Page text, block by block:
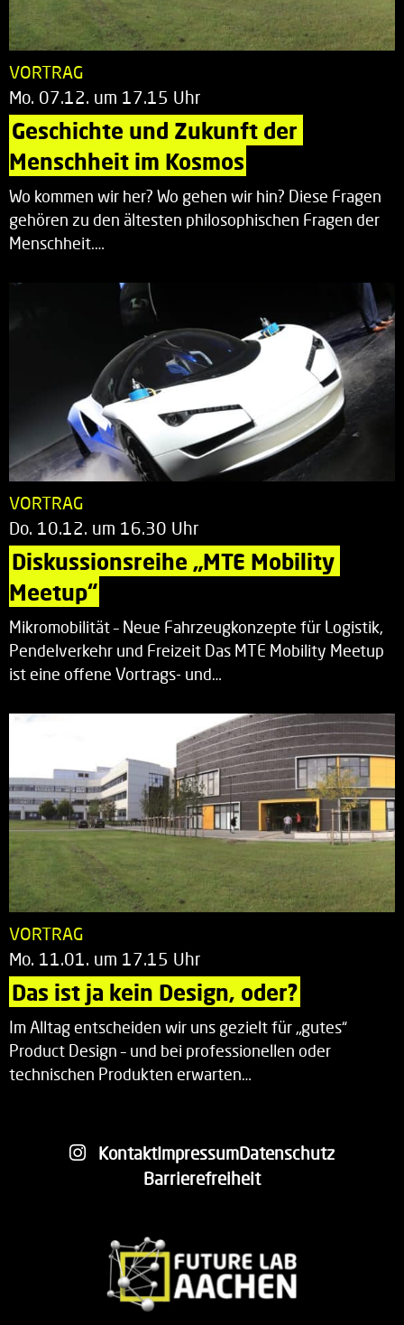
VORTRAG
Mo. 07.12. um 17.15 Uhr
Geschichte und Zukunft der
Menschheit im Kosmos
Wo kommen wir her? Wo gehen wir hin? Diese Fragen
gehören zu den ältesten philosophischen Fragen der
Menschheit.…
VORTRAG
Do. 10.12. um 16.30 Uhr
Diskussionsreihe „MTE Mobility
Meetup“
Mikromobilität – Neue Fahrzeugkonzepte für Logistik,
Pendelverkehr und Freizeit Das MTE Mobility Meetup
ist eine offene Vortrags- und…
VORTRAG
Mo. 11.01. um 17.15 Uhr
Das ist ja kein Design, oder?
Im Alltag entscheiden wir uns gezielt für „gutes“
Product Design – und bei professionellen oder
technischen Produkten erwarten…
KontaktImpressumDatenschutz
Barrierefreiheit